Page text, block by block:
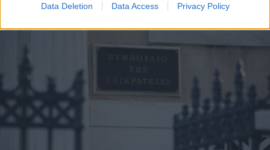
Data Deletion Data Access Privacy Policy